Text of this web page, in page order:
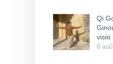
Qi
visio
6